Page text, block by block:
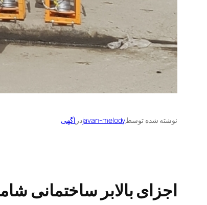
نوشته شده توسطjavan-melodyدر اگهی
اجزای بالابر ساختمانی